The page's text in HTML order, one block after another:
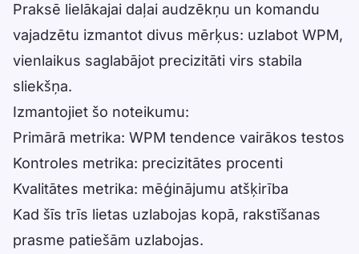
Praksē lielākajai daļai audzēkņu un komandu
vajadzētu izmantot divus mērķus: uzlabot WPM,
vienlaikus saglabājot precizitāti virs stabila
sliekšņa.
Izmantojiet šo noteikumu:
Primārā metrika: WPM tendence vairākos testos
Kontroles metrika: precizitātes procenti
Kvalitātes metrika: mēģinājumu atšķirība
Kad šīs trīs lietas uzlabojas kopā, rakstīšanas
prasme patiešām uzlabojas.